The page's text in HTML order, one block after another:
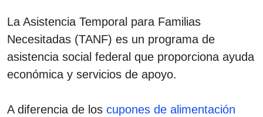
La Asistencia Temporal para Familias
Necesitadas (TANF) es un programa de
asistencia social federal que proporciona ayuda
económica y servicios de apoyo.
A diferencia de los cupones de alimentación